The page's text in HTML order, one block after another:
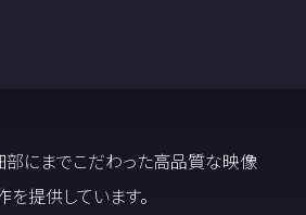
部にまでこだわった高品質な映像
を提供しています。